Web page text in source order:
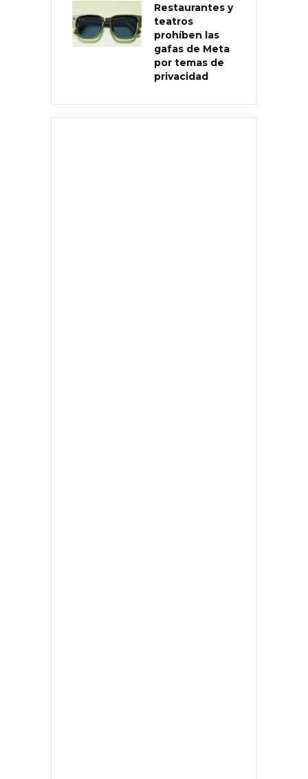
Restaurantes y
teatros
prohíben las
gafas de Meta
por temas de
privacidad